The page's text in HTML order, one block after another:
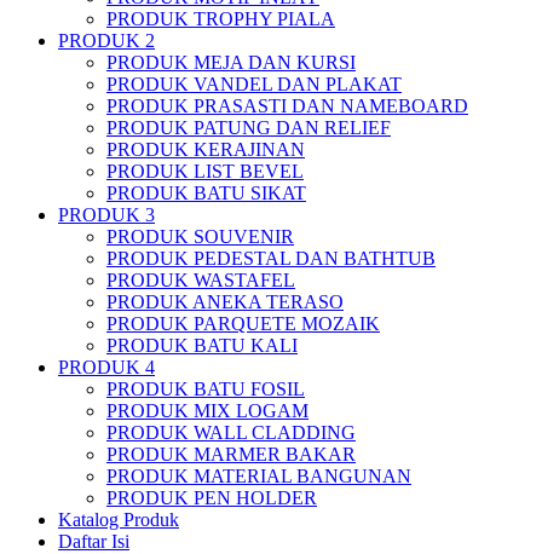
PRODUK TROPHY PIALA
PRODUK 2
PRODUK MEJA DAN KURSI
PRODUK VANDEL DAN PLAKAT
PRODUK PRASASTI DAN NAMEBOARD
PRODUK PATUNG DAN RELIEF
PRODUK KERAJINAN
PRODUK LIST BEVEL
PRODUK BATU SIKAT
PRODUK 3
PRODUK SOUVENIR
PRODUK PEDESTAL DAN BATHTUB
PRODUK WASTAFEL
PRODUK ANEKA TERASO
PRODUK PARQUETE MOZAIK
PRODUK BATU KALI
PRODUK 4
PRODUK BATU FOSIL
PRODUK MIX LOGAM
PRODUK WALL CLADDING
PRODUK MARMER BAKAR
PRODUK MATERIAL BANGUNAN
PRODUK PEN HOLDER
Katalog Produk
Daftar Isi